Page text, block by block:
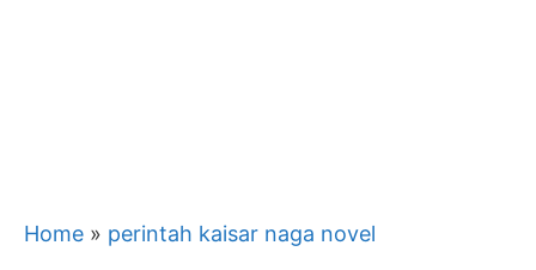
Home » perintah kaisar naga novel